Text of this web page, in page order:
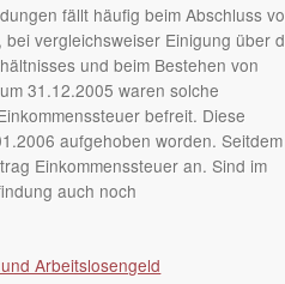
fällt häufig beim Abschluss
vergleichsweiser Einigung über
und beim Bestehen von
31.12.2005 waren solche
befreit. Diese
aufgehoben worden.
Einkommenssteuer an. Sind im
auch noch
Arbeitslosengeld